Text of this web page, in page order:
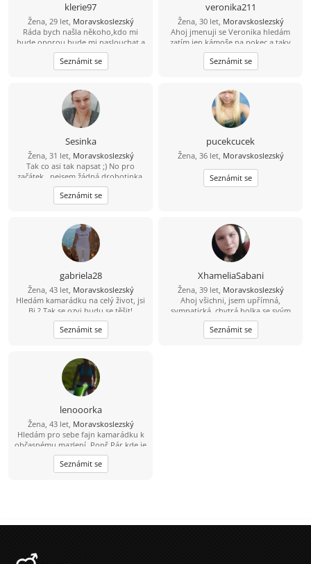
klerie97
Žena, 29 let, Moravskoslezský
Ráda bych našla někoho,kdo mi
bude oporou,bude mi naslouchat a
treba mi i občas vypomuze.
Seznámit se
veronika211
Žena, 30 let, Moravskoslezský
Ahoj jmenuji se Veronika hledám
zatím jen kámoše na pokec a taky
občas se sejít a pokecat naživo, můj
fb Veronika Kotasová mám tam dvě
děti na fotce těším se na odpovědi
Seznámit se
Sesinka
Žena, 31 let, Moravskoslezský
Tak co asi tak napsat ;) No pro
začátek...nejsem žádná drobotinka,
ale myslím, že mám srdce na pravém
místě ;) Jsem často crazy a ukecaná ;)
myslím že se mnou se nikdo nenudí
oporou i v těžkých chvílích a tak
samo já jeho...ale samozřejmně pro
začátek přátelství bude stačit a co
bude v budoucnu...to by se vidělo ;)
Dum spiro spero! :*
Seznámit se
pucekcucek
Žena, 36 let, Moravskoslezský
Seznámit se
gabriela28
Žena, 43 let, Moravskoslezský
Hledám kamarádku na celý život, jsi
Bi ? Tak se ozvi,budu se těšit!
Seznámit se
XhameliaSabani
Žena, 39 let, Moravskoslezský
Ahoj všichni, jsem upřímná,
sympatická, chytrá holka se svým
názorem, která hledá muže
středního věku od 30,
inteligentního, zodpovědného,
Seznámit se
lenooorka
Žena, 43 let, Moravskoslezský
Hledám pro sebe fajn kamarádku k
občasnému mazlení .Popř.Pár kde je
Ona Bi.
Seznámit se